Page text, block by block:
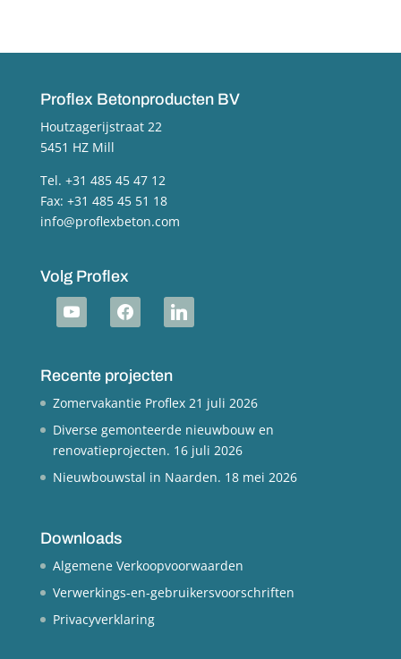
Proflex Betonproducten BV
Houtzagerijstraat 22
5451 HZ Mill
Tel. +31 485 45 47 12
Fax: +31 485 45 51 18
info@proflexbeton.com
Volg Proflex
youtube facebook linkedin
Recente projecten
Zomervakantie Proflex 21 juli 2026
Diverse gemonteerde nieuwbouw en
renovatieprojecten. 16 juli 2026
Nieuwbouwstal in Naarden. 18 mei 2026
Downloads
Algemene Verkoopvoorwaarden
Verwerkings-en-gebruikersvoorschriften
Privacyverklaring